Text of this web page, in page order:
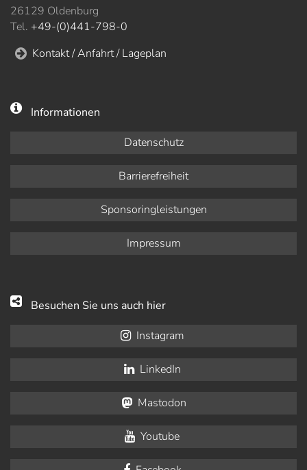
26129 Oldenburg
Tel. +49-(0)441-798-0
Kontakt / Anfahrt / Lageplan
Informationen
Datenschutz
Barrierefreiheit
Sponsoringleistungen
Impressum
Besuchen Sie uns auch hier
Instagram
LinkedIn
Mastodon
Youtube